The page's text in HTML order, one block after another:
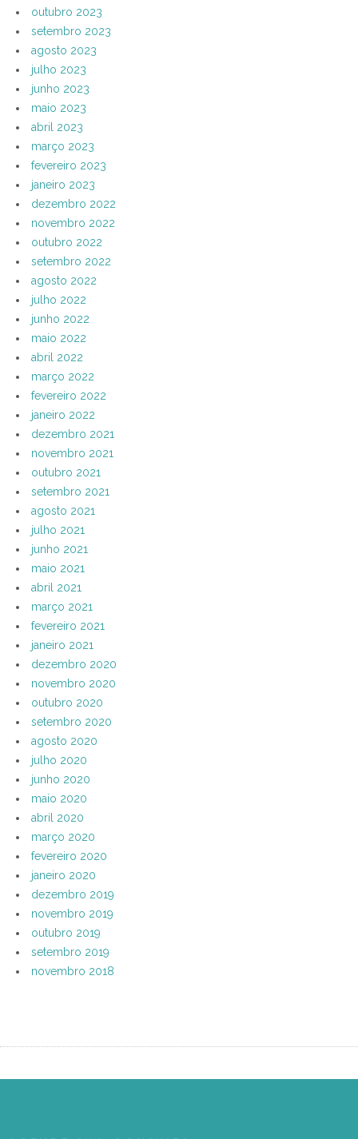
outubro 2023
setembro 2023
agosto 2023
julho 2023
junho 2023
maio 2023
abril 2023
março 2023
fevereiro 2023
janeiro 2023
dezembro 2022
novembro 2022
outubro 2022
setembro 2022
agosto 2022
julho 2022
junho 2022
maio 2022
abril 2022
março 2022
fevereiro 2022
janeiro 2022
dezembro 2021
novembro 2021
outubro 2021
setembro 2021
agosto 2021
julho 2021
junho 2021
maio 2021
abril 2021
março 2021
fevereiro 2021
janeiro 2021
dezembro 2020
novembro 2020
outubro 2020
setembro 2020
agosto 2020
julho 2020
junho 2020
maio 2020
abril 2020
março 2020
fevereiro 2020
janeiro 2020
dezembro 2019
novembro 2019
outubro 2019
setembro 2019
novembro 2018